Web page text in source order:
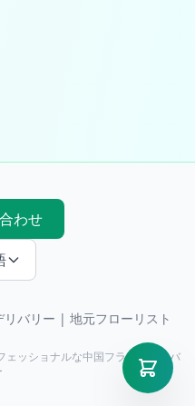
わせ
リバリー | 地元フローリスト
ッショナルな中国フラワーデリバ